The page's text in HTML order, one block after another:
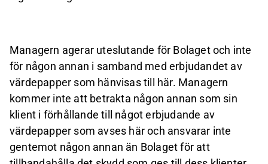
Managern agerar uteslutande för Bolaget och inte
för någon annan i samband med erbjudandet av
värdepapper som hänvisas till här. Managern
kommer inte att betrakta någon annan som sin
klient i förhållande till något erbjudande av
värdepapper som avses här och ansvarar inte
gentemot någon annan än Bolaget för att